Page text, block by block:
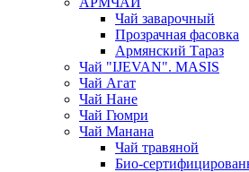
Чай заварочный
Прозрачная фасовка
Армянский Тараз
Чай "IJEVAN". MASIS
Чай Агат
Чай Нане
Чай Гюмри
Чай Манана
Чай травяной
Био-